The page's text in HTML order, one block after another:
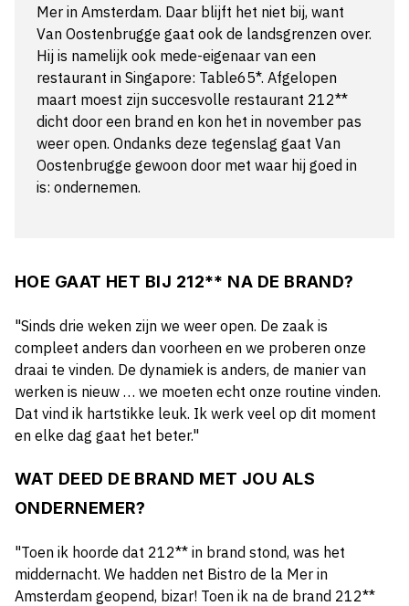
Mer in Amsterdam. Daar blijft het niet bij, want
Van Oostenbrugge gaat ook de landsgrenzen over.
Hij is namelijk ook mede-eigenaar van een
restaurant in Singapore: Table65*. Afgelopen
maart moest zijn succesvolle restaurant 212**
dicht door een brand en kon het in november pas
weer open. Ondanks deze tegenslag gaat Van
Oostenbrugge gewoon door met waar hij goed in
is: ondernemen.
HOE GAAT HET BIJ 212** NA DE BRAND?
"Sinds drie weken zijn we weer open. De zaak is
compleet anders dan voorheen en we proberen onze
draai te vinden. De dynamiek is anders, de manier van
werken is nieuw … we moeten echt onze routine vinden.
Dat vind ik hartstikke leuk. Ik werk veel op dit moment
en elke dag gaat het beter."
WAT DEED DE BRAND MET JOU ALS
ONDERNEMER?
"Toen ik hoorde dat 212** in brand stond, was het
middernacht. We hadden net Bistro de la Mer in
Amsterdam geopend, bizar! Toen ik na de brand 212**